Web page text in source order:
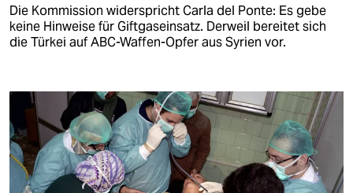
Die Kommission widerspricht Carla del Ponte: Es gebe
keine Hinweise für Giftgaseinsatz. Derweil bereitet sich
die Türkei auf ABC-Waffen-Opfer aus Syrien vor.